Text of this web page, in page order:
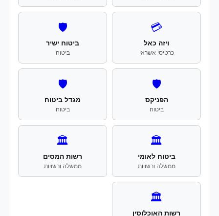
💳
ויזה כאל
כרטיסי אשראי
🛡️
ביטוח ישיר
ביטוח
🛡️
הפניקס
ביטוח
🛡️
מגדל ביטוח
ביטוח
🏛️
ביטוח לאומי
ממשלה ורשויות
🏛️
רשות המסים
ממשלה ורשויות
🏛️
רשות האוכלוסין